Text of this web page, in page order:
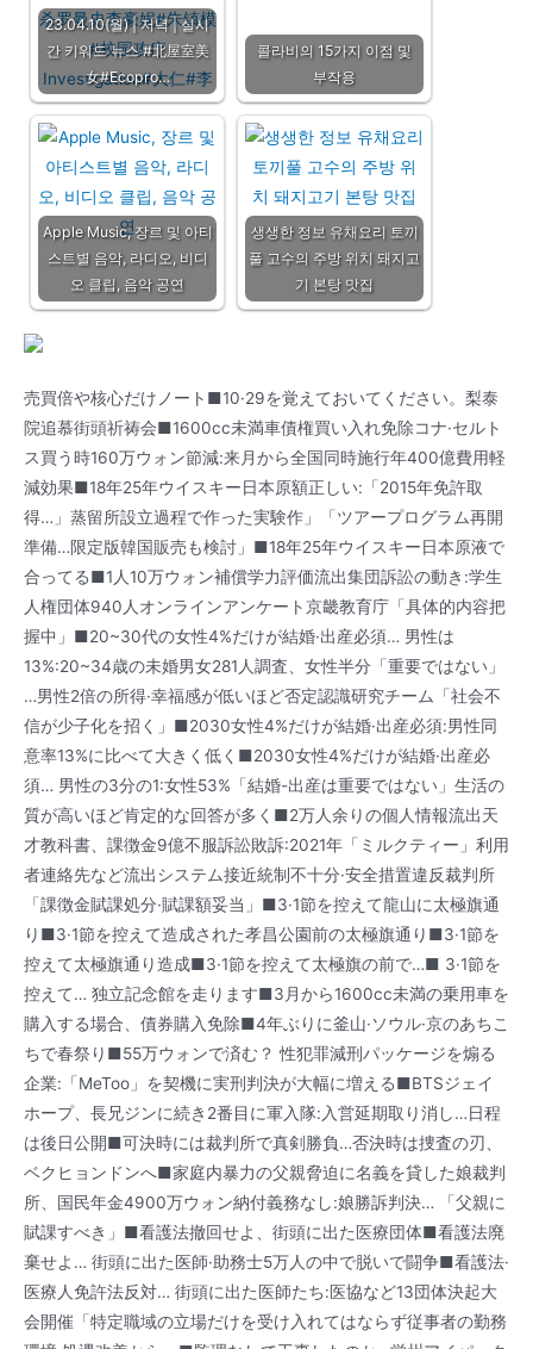
23.04.10(월) | 저녁 | 실시
간 키워드 뉴스 #北屋室美
女#Ecopro…
콜라비의 15가지 이점 및
부작용
Apple Music, 장르 및 아티
스트별 음악, 라디오, 비디
오 클립, 음악 공연
생생한 정보 유채요리 토끼
풀 고수의 주방 위치 돼지고
기 본탕 맛집
売買倍や核心だけノート■10·29を覚えておいてください。梨泰
院追慕街頭祈祷会■1600cc未満車債権買い入れ免除コナ·セルト
ス買う時160万ウォン節減:来月から全国同時施行年400億費用軽
減効果■18年25年ウイスキー日本原額正しい:「2015年免許取
得…」蒸留所設立過程で作った実験作」「ツアープログラム再開
準備…限定版韓国販売も検討」■18年25年ウイスキー日本原液で
合ってる■1人10万ウォン補償学力評価流出集団訴訟の動き:学生
人権団体940人オンラインアンケート京畿教育庁「具体的内容把
握中」■20~30代の女性4%だけが結婚·出産必須… 男性は
13%:20~34歳の未婚男女281人調査、女性半分「重要ではない」
…男性2倍の所得·幸福感が低いほど否定認識研究チーム「社会不
信が少子化を招く」■2030女性4%だけが結婚·出産必須:男性同
意率13%に比べて大きく低く■2030女性4%だけが結婚·出産必
須… 男性の3分の1:女性53%「結婚-出産は重要ではない」生活の
質が高いほど肯定的な回答が多く■2万人余りの個人情報流出天
才教科書、課徴金9億不服訴訟敗訴:2021年「ミルクティー」利用
者連絡先など流出システム接近統制不十分·安全措置違反裁判所
「課徴金賦課処分·賦課額妥当」■3·1節を控えて龍山に太極旗通
り■3·1節を控えて造成された孝昌公園前の太極旗通り■3·1節を
控えて太極旗通り造成■3·1節を控えて太極旗の前で…■ 3·1節を
控えて… 独立記念館を走ります■3月から1600cc未満の乗用車を
購入する場合、債券購入免除■4年ぶりに釜山·ソウル·京のあちこ
ちで春祭り■55万ウォンで済む？ 性犯罪減刑パッケージを煽る
企業:「MeToo」を契機に実刑判決が大幅に増える■BTSジェイ
ホープ、長兄ジンに続き2番目に軍入隊:入営延期取り消し…日程
は後日公開■可決時には裁判所で真剣勝負…否決時は捜査の刃、
ベクヒョンドンへ■家庭内暴力の父親脅迫に名義を貸した娘裁判
所、国民年金4900万ウォン納付義務なし:娘勝訴判決… 「父親に
賦課すべき」■看護法撤回せよ、街頭に出た医療団体■看護法廃
棄せよ… 街頭に出た医師·助務士5万人の中で脱いで闘争■看護法·
医療人免許法反対… 街頭に出た医師たち:医協など13団体決起大
会開催「特定職域の立場だけを受け入れてはならず従事者の勤務